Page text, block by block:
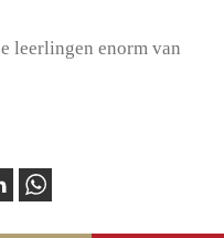
leerlingen enorm van